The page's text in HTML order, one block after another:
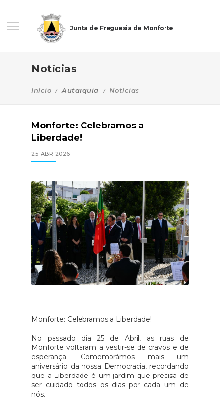
Junta de Freguesia de Monforte
Notícias
Início Autarquia Notícias
Monforte: Celebramos a
Liberdade!
25-ABR-2026
Monforte: Celebramos a Liberdade!
No passado dia 25 de Abril, as ruas de
Monforte voltaram a vestir-se de cravos e de
esperança. Comemorámos mais um
aniversário da nossa Democracia, recordando
que a Liberdade é um jardim que precisa de
ser cuidado todos os dias por cada um de
nós.